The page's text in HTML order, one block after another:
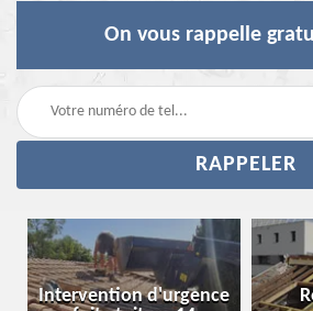
On vous rappelle
Intervention d'urgence